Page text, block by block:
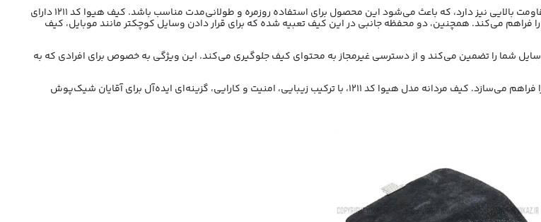
، علاوه بر زیبایی خاص، دوام و مقاومت بالایی نیز دارد، که باعث می‌شود این محصول برای استفاده روزمره و طولانی‌مدت مناسب باشد. کیف هیوا کد 1211 دارای
می‌کند. همچنین، دو محفظه جانبی در این کیف تعبیه شده که برای قرار دادن وسایل کوچکتر مانند موبایل، کیف
شما را تضمین می‌کند و از دسترسی غیرمجاز به محتوای کیف جلوگیری می‌کند. این ویژگی به خصوص برای افرادی که به
بند دوشی قابل تنظیم این کیف، حمل آن را راحت‌تر می‌کند و امکان استفاده در شرایط مختلف را فراهم می‌سازد. کیف مردانه مدل هیوا کد 1211، با ترکیب زیبایی، امنیت و کارایی، گزینه‌ای ایده‌آل برای آقایان شیک‌پوش